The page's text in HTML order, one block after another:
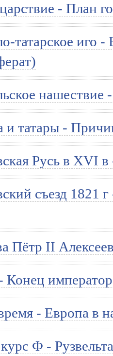
- План
татарское иго
нашествие
и татары -
Русь в XVI
съезд 1821
Пётр II
- Европа в
Ф -